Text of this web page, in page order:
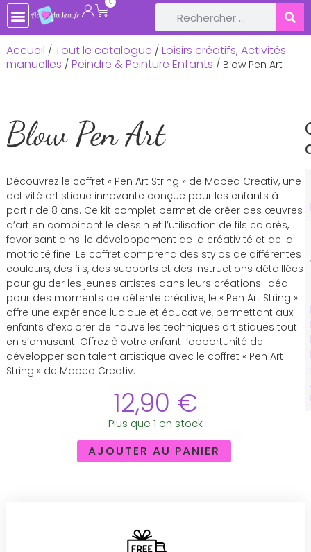
Accueil / Tout le catalogue / Loisirs créatifs, Activités
manuelles / Peindre & Peinture Enfants / Blow Pen Art
Blow Pen Art
Découvrez le coffret « Pen Art String » de Maped Creativ, une
activité artistique innovante conçue pour les enfants à
partir de 8 ans. Ce kit complet permet de créer des œuvres
d’art en combinant le dessin et l’utilisation de fils colorés,
favorisant ainsi le développement de la créativité et de la
motricité fine. Le coffret comprend des stylos de différentes
couleurs, des fils, des supports et des instructions détaillées
pour guider les jeunes artistes dans leurs créations. Idéal
pour des moments de détente créative, le « Pen Art String »
offre une expérience ludique et éducative, permettant aux
enfants d’explorer de nouvelles techniques artistiques tout
en s’amusant. Offrez à votre enfant l’opportunité de
développer son talent artistique avec le coffret « Pen Art
String » de Maped Creativ.
12,90 €
Plus que 1 en stock
AJOUTER AU PANIER